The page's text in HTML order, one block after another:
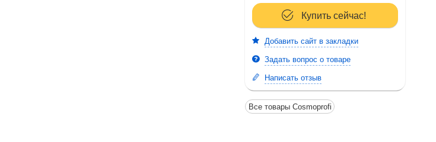
Купить сейчас!
Добавить сайт в закладки
Задать вопрос о товаре
Написать отзыв
Все товары Cosmoprofi